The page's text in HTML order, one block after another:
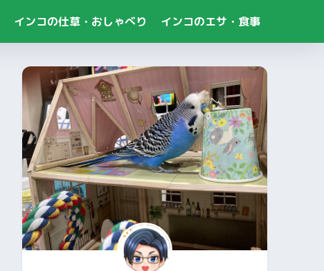
インコの仕草・おしゃべり インコのエサ・食事